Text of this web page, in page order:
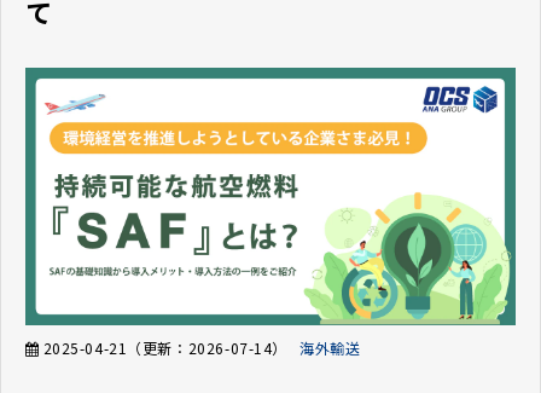
OCSについて
お知らせ
て
2025-04-21 （更新： 2026-07-14） 海外輸送